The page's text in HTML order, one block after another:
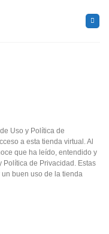
Uso y Política de
a esta tienda virtual. Al
que ha leído, entendido y
Política de Privacidad. Estas
buen uso de la tienda